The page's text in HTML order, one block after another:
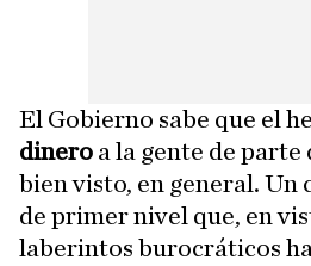
El Gobierno sabe que el
dinero a la gente de parte
bien visto, en general. Un
de primer nivel que, en
laberintos burocráticos